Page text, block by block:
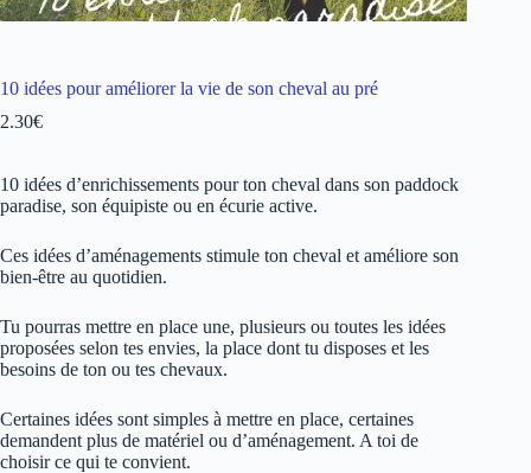
10 idées pour améliorer la vie de son cheval au pré
2.30€
10 idées d’enrichissements pour ton cheval dans son paddock
paradise, son équipiste ou en écurie active.
Ces idées d’aménagements stimule ton cheval et améliore son
bien-être au quotidien.
Tu pourras mettre en place une, plusieurs ou toutes les idées
proposées selon tes envies, la place dont tu disposes et les
besoins de ton ou tes chevaux.
Certaines idées sont simples à mettre en place, certaines
demandent plus de matériel ou d’aménagement. A toi de
choisir ce qui te convient.